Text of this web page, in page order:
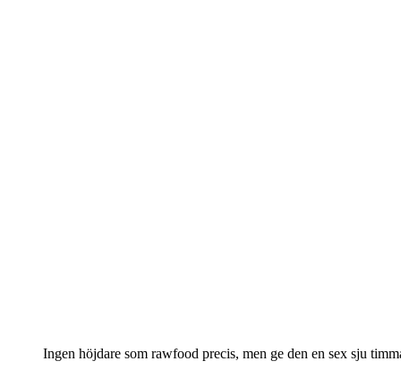
Ingen höjdare som rawfood precis, men ge den en sex sju